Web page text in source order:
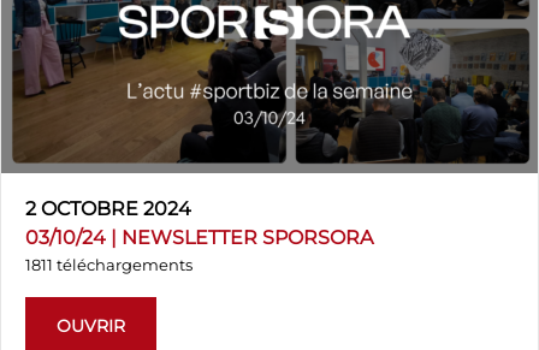
2 OCTOBRE 2024
03/10/24 | NEWSLETTER SPORSORA
1811 téléchargements
OUVRIR